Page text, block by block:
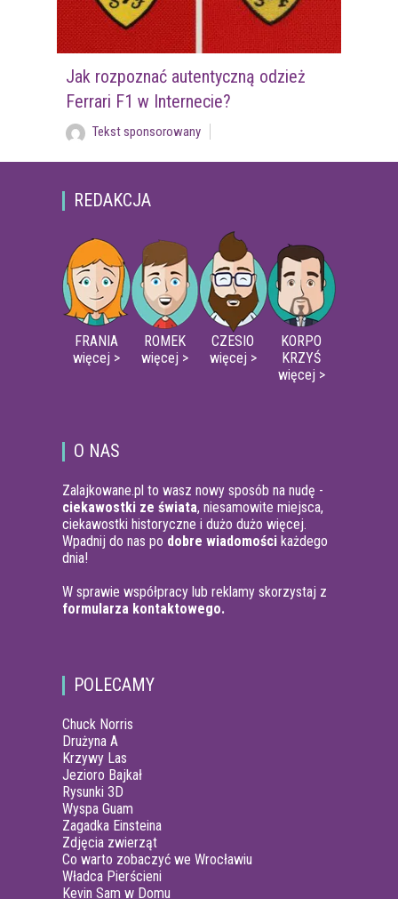
Jak rozpoznać autentyczną odzież
Ferrari F1 w Internecie?
Tekst sponsorowany
REDAKCJA
FRANIA
więcej >
ROMEK
więcej >
CZESIO
więcej >
KORPO
KRZYŚ
więcej >
O NAS
Zalajkowane.pl to wasz nowy sposób na nudę -
ciekawostki ze świata, niesamowite miejsca,
ciekawostki historyczne i dużo dużo więcej.
Wpadnij do nas po dobre wiadomości każdego
dnia!
W sprawie współpracy lub reklamy skorzystaj z
formularza kontaktowego.
POLECAMY
Chuck Norris
Drużyna A
Krzywy Las
Jezioro Bajkał
Rysunki 3D
Wyspa Guam
Zagadka Einsteina
Zdjęcia zwierząt
Co warto zobaczyć we Wrocławiu
Władca Pierścieni
Kevin Sam w Domu